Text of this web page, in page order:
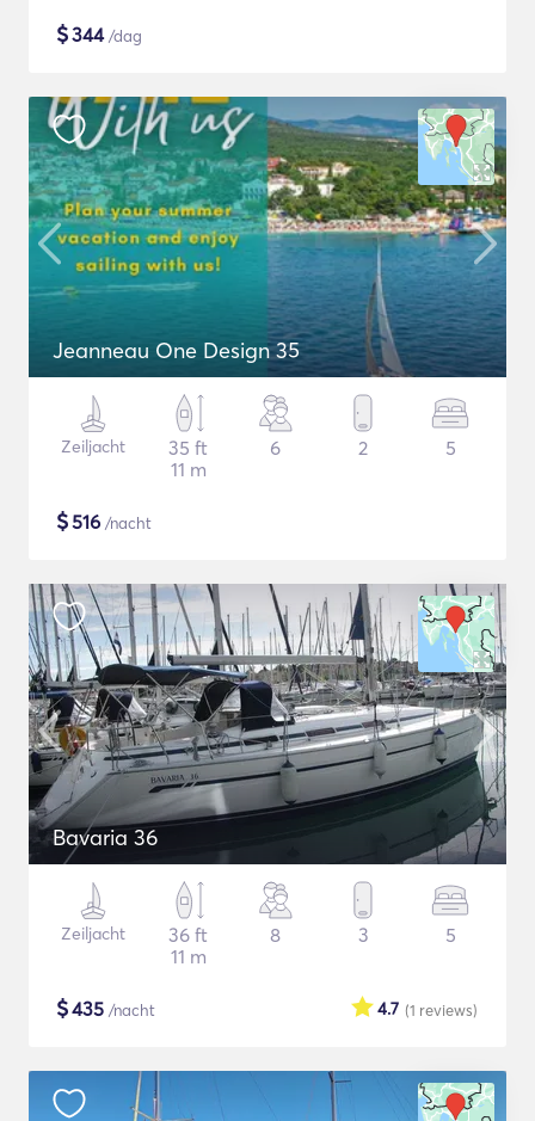
$344/dag
Jeanneau One Design 35
Zeiljacht
35 ft
11 m
6 2 5
$516 /nacht
Bavaria 36
Zeiljacht
36 ft
11 m
8 3 5
$435 /nacht (1 reviews)
4.7